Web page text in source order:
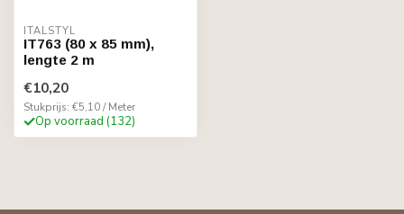
ITALSTYL
IT763 (80 x 85 mm),
lengte 2 m
€10,20
Stukprijs: €5,10 / Meter
Op voorraad (132)